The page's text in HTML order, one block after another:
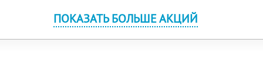
ПОКАЗАТЬ БОЛЬШЕ АКЦИЙ